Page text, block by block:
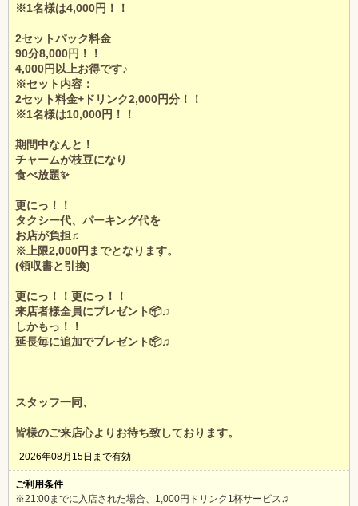
※1名様は4,000円！！
2セットパック料金
90分8,000円！！
4,000円以上お得です♪
※セット内容：
2セット料金+ドリンク2,000円分！！
※1名様は10,000円！！
期間中なんと！
チャームが枝豆になり
食べ放題✨
更にっ！！
タクシー代、パーキング代を
お店が負担♫
※上限2,000円までとなります。
(領収書と引換)
更にっ！！更にっ！！
来店者様全員にプレゼント📦♫
しかもっ！！
延長毎に追加でプレゼント📦♫
スタッフ一同、
皆様のご来店心よりお待ち致しております。
2026年08月15日まで有効
ご利用条件
※21:00までに入店された場合、1,000円ドリンク1杯サービス♫
新規会員登録
北海道
甲信越
中四国
沖縄